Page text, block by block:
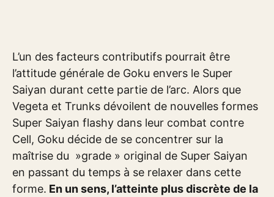
L’un des facteurs contributifs pourrait être
l’attitude générale de Goku envers le Super
Saiyan durant cette partie de l’arc. Alors que
Vegeta et Trunks dévoilent de nouvelles formes
Super Saiyan flashy dans leur combat contre
Cell, Goku décide de se concentrer sur la
maîtrise du »grade » original de Super Saiyan
en passant du temps à se relaxer dans cette
forme. En un sens, l’atteinte plus discrète de la